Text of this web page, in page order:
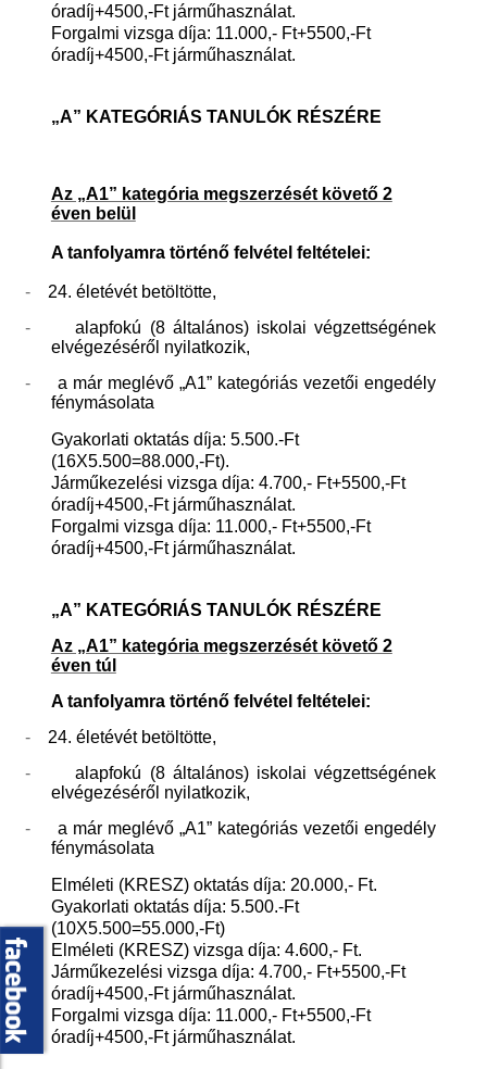
óradíj+4500,-Ft járműhasználat.
Forgalmi vizsga díja: 11.000,- Ft+5500,-Ft
óradíj+4500,-Ft járműhasználat.
„A” KATEGÓRIÁS TANULÓK RÉSZÉRE
Az „A1” kategória megszerzését követő 2
éven belül
A tanfolyamra történő felvétel feltételei:
-
24. életévét betöltötte,
-
alapfokú (8 általános) iskolai végzettségének
elvégezéséről nyilatkozik,
-
a már meglévő „A1” kategóriás vezetői engedély
fénymásolata
Gyakorlati oktatás díja: 5.500.-Ft
(16X5.500=88.000,-Ft).
Járműkezelési vizsga díja: 4.700,- Ft+5500,-Ft
óradíj+4500,-Ft járműhasználat.
Forgalmi vizsga díja: 11.000,- Ft+5500,-Ft
óradíj+4500,-Ft járműhasználat.
„A” KATEGÓRIÁS TANULÓK RÉSZÉRE
Az „A1” kategória megszerzését követő 2
éven túl
A tanfolyamra történő felvétel feltételei:
-
24. életévét betöltötte,
-
alapfokú (8 általános) iskolai végzettségének
elvégezéséről nyilatkozik,
-
a már meglévő „A1” kategóriás vezetői engedély
fénymásolata
Elméleti (KRESZ) oktatás díja: 20.000,- Ft.
Gyakorlati oktatás díja: 5.500.-Ft
(10X5.500=55.000,-Ft)
Elméleti (KRESZ) vizsga díja: 4.600,- Ft.
Járműkezelési vizsga díja: 4.700,- Ft+5500,-Ft
óradíj+4500,-Ft járműhasználat.
Forgalmi vizsga díja: 11.000,- Ft+5500,-Ft
óradíj+4500,-Ft járműhasználat.